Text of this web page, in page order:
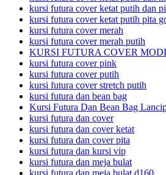
kursi futura cover ketat putih dan
kursi futura cover ketat putih pita
kursi futura cover merah
kursi futura cover merah putih
KURSI FUTURA COVER
kursi futura cover pink
kursi futura cover putih
kursi futura cover stretch putih
kursi futura dan bean bag
Kursi Futura Dan Bean Bag
kursi futura dan cover
kursi futura dan cover ketat
kursi futura dan cover pita
kursi futura dan kursi vip
kursi futura dan meja bulat
kursi futura dan meja bulat d160